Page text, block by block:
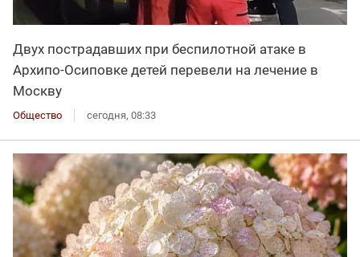
Двух пострадавших при беспилотной атаке в
Архипо-Осиповке детей перевели на лечение в
Москву
Общество сегодня, 08:33